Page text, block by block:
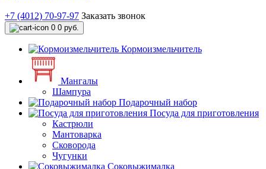
+7 (4012) 70-97-97 Заказать звонок
0 0 руб.
Кормоизмельчитель
Мангалы
Шампура
Подарочный набор
Посуда для приготовления
Кастрюли
Мантоварка
Сковорода
Чугунки
Соковыжималка